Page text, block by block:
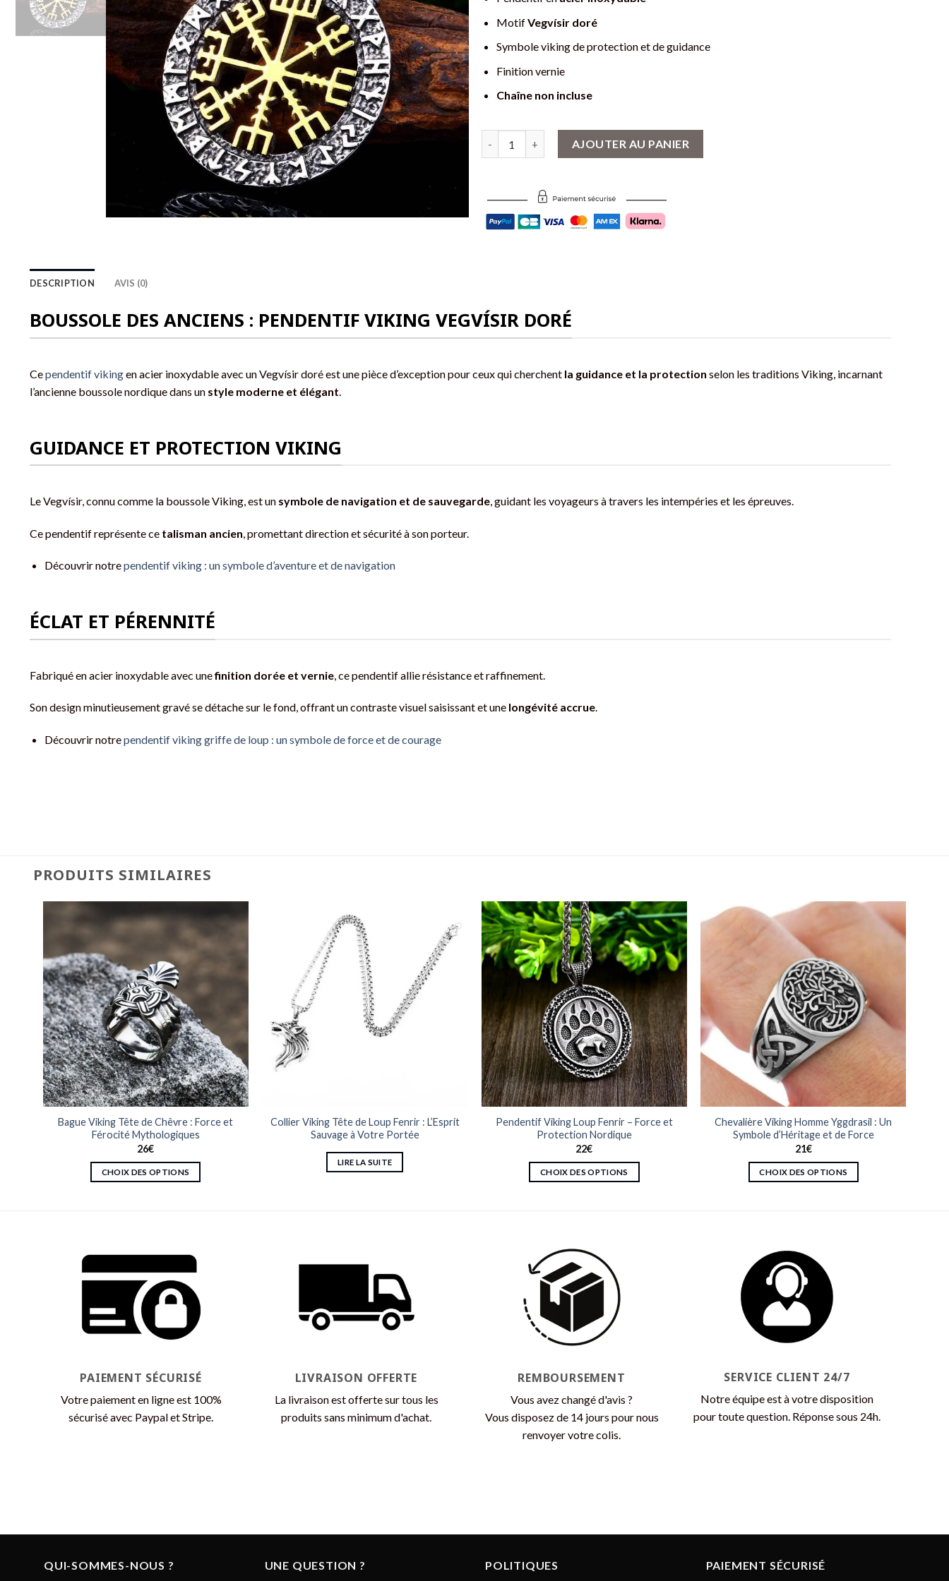
MotifVegvísir doré
Symbole viking de protection et de guidance
Finition vernie
Chaîne non incluse
AJOUTER AU PANIER
DESCRIPTION AVIS (0)
BOUSSOLE DES ANCIENS : PENDENTIF VIKING VEGVÍSIR DORÉ
Cependentif vikingen acier inoxydable avec un Vegvísir doré est une pièce d’exception pour ceux qui cherchent la guidance et la protection selon les traditions Viking, incarnant
l’ancienne boussole nordique dans un style moderne et élégant
GUIDANCE ET PROTECTION VIKING
Le Vegvísir, connu comme la boussole Viking, est un symbole de navigation et de sauvegarde, guidant les voyageurs à travers les intempéries et les épreuves.
Ce pendentif représente ce talisman ancien , promettant direction et sécurité à son porteur.
Découvrir notrependentif viking : un symbole d’aventure et de navigation
ÉCLAT ET PÉRENNITÉ
Fabriqué en acier inoxydable avec unefinition dorée et vernie , ce pendentif allie résistance et raffinement.
Son design minutieusement gravé se détache sur le fond, offrant un contraste visuel saisissant et une longévité accrue.
Découvrir notrependentif viking griffe de loup : un symbole de force et de courage
PRODUITS SIMILAIRES
Bague Viking Tête de Chêvre : Force et
Férocité Mythologiques
26€
CHOIX DES OPTIONS
variations.
Les
options
peuvent
choisies
page
du
produit
Collier Viking Tête de Loup Fenrir : L’Esprit
Sauvage à Votre Portée
LIRE LA SUITE
Pendentif Viking Loup Fenrir – Force et
Protection Nordique
22€
CHOIX DES OPTIONS
variations.
Les
options
peuvent
être
choisies
page
du
produit
Chevalière Viking Homme Yggdrasil : Un
Symbole d’Héritage et de Force
21€
CHOIX DES OPTIONS
variations.
Les
options
peuvent
être
choisies
page
du
produit
PAIEMENT SÉCURISÉ
Votre paiement en ligne est 100%
sécurisé avec Paypal et Stripe.
LIVRAISON OFFERTE
La livraison est offerte sur tous les
produits sans minimum d'achat.
REMBOURSEMENT
Vous avez changé d'avis ?
Vous disposez de 14 jours pour nous
renvoyer votre colis.
SERVICE CLIENT 24/7
Notre équipe est à votre disposition
pour toute question. Réponse sous 24h.
QUI-SOMMES-NOUS ? UNE QUESTION ? POLITIQUES PAIEMENT SÉCURISÉ